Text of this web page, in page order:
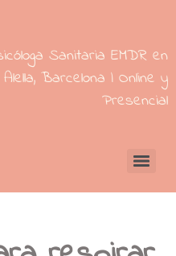
Sanitaria EMDR en
Alella, Barcelona | Online y
Presencial